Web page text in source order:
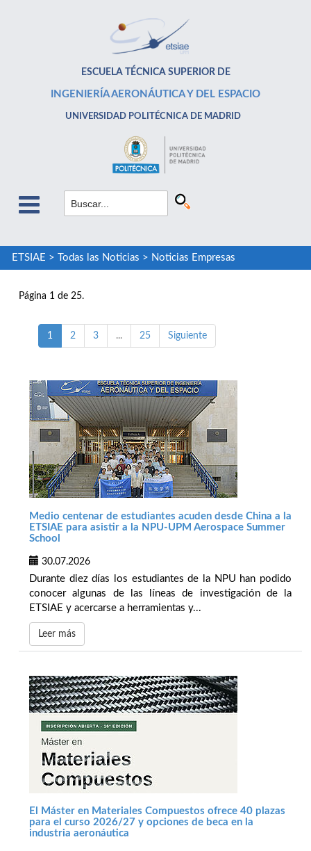
ESCUELA TÉCNICA SUPERIOR DE
INGENIERÍA AERONÁUTICA Y DEL ESPACIO
UNIVERSIDAD POLITÉCNICA DE MADRID
ETSIAE > Todas las Noticias > Noticias Empresas
Página 1 de 25.
1 2 3 ... 25 Siguiente
Medio centenar de estudiantes acuden desde China a la
ETSIAE para asistir a la NPU-UPM Aerospace Summer
School
30.07.2026
Durante diez días los estudiantes de la NPU han podido
conocer algunas de las líneas de investigación de la
ETSIAE y acercarse a herramientas y...
Leer más
El Máster en Materiales Compuestos ofrece 40 plazas
para el curso 2026/27 y opciones de beca en la
industria aeronáutica